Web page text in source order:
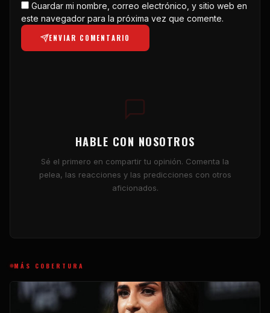
Guardar mi nombre, correo electrónico, y sitio web en
este navegador para la próxima vez que comente.
ENVIAR COMENTARIO
HABLE CON NOSOTROS
Sé el primero en compartir tu opinión. Comenta la
pelea, las reacciones y las predicciones con otros
aficionados.
MÁS COBERTURA